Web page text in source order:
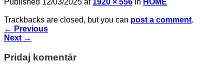
Trackbacks are closed, but you can post a comment.
← Previous
Next →
Pridaj komentár